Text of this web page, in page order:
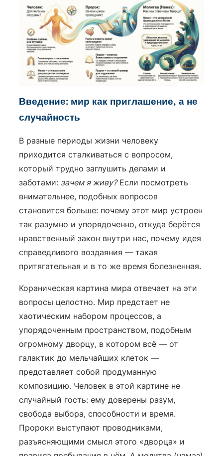
Введение: мир как приглашение, а не
случайность
В разные периоды жизни человеку
приходится сталкиваться с вопросом,
который трудно заглушить делами и
заботами: зачем я живу?Если посмотреть
внимательнее, подобных вопросов
становится больше: почему этот мир устроен
так разумно и упорядоченно, откуда берётся
нравственный закон внутри нас, почему идея
справедливого воздаяния — такая
притягательная и в то же время болезненная.
Кораническая картина мира отвечает на эти
вопросы целостно. Мир предстает не
хаотическим набором процессов, а
упорядоченным пространством, подобным
огромному дворцу, в котором всё — от
галактик до мельчайших клеток —
представляет собой продуманную
композицию. Человек в этой картине не
случайный гость: ему доверены разум,
свобода выбора, способности и время.
Пророки выступают проводниками,
разъясняющими смысл этого «дворца» и